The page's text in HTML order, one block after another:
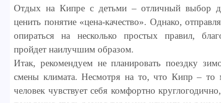
Отдых на Кипре с детьми – отличный выбор
ценить понятие «цена-качество». Однако,
опираться на несколько простых правил,
пройдет наилучшим образом.
Итак, рекомендуем не планировать поездку
смены климата. Несмотря на то, что Кипр – то
человек чувствует себя комфортно